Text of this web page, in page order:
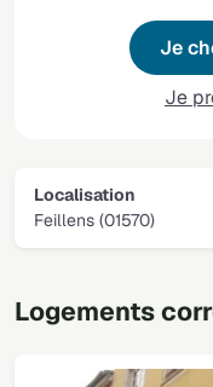
Je
Je
Localisation
Feillens (01570)
Logements